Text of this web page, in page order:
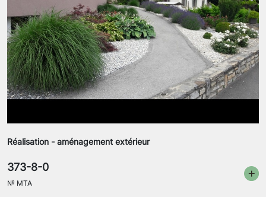
Réalisation - aménagement extérieur
373-8-0
№ MTA